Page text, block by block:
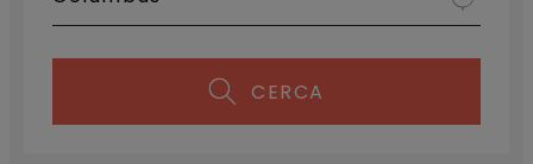
CERCA